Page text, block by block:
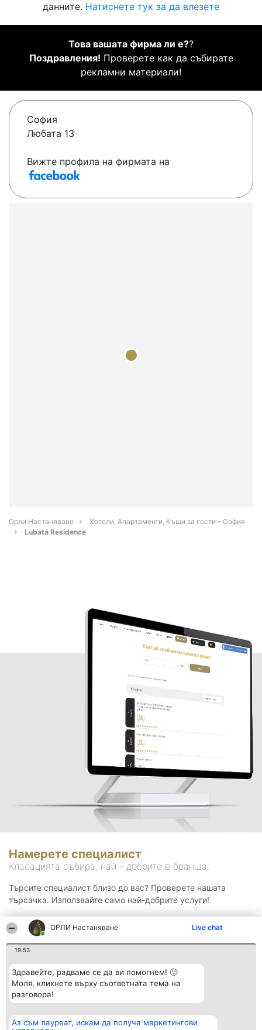
ОРЛИ Настаняване Live chat
19:53
Здравейте, радваме се да ви помогнем! 🙂
Моля, кликнете върху съответната тема на
разговора!
Аз съм лауреат, искам да получа маркетингови
данните. Натиснете тук за да влезете
Това вашата фирма ли е??
Поздравления! Проверете как да събирате
рекламни материали!
София
Любата 13
Вижте профила на фирмата на
Орли Настаняване
Хотели, Апартаменти, Къщи за гости - София
Lubata Residence
Намерете специалист
Класацията събира, най - добрите в бранша.
Търсите специалист близо до вас? Проверете нашата
търсачка. Използвайте само най-добрите услуги!
Организатор на
Класация Контакти